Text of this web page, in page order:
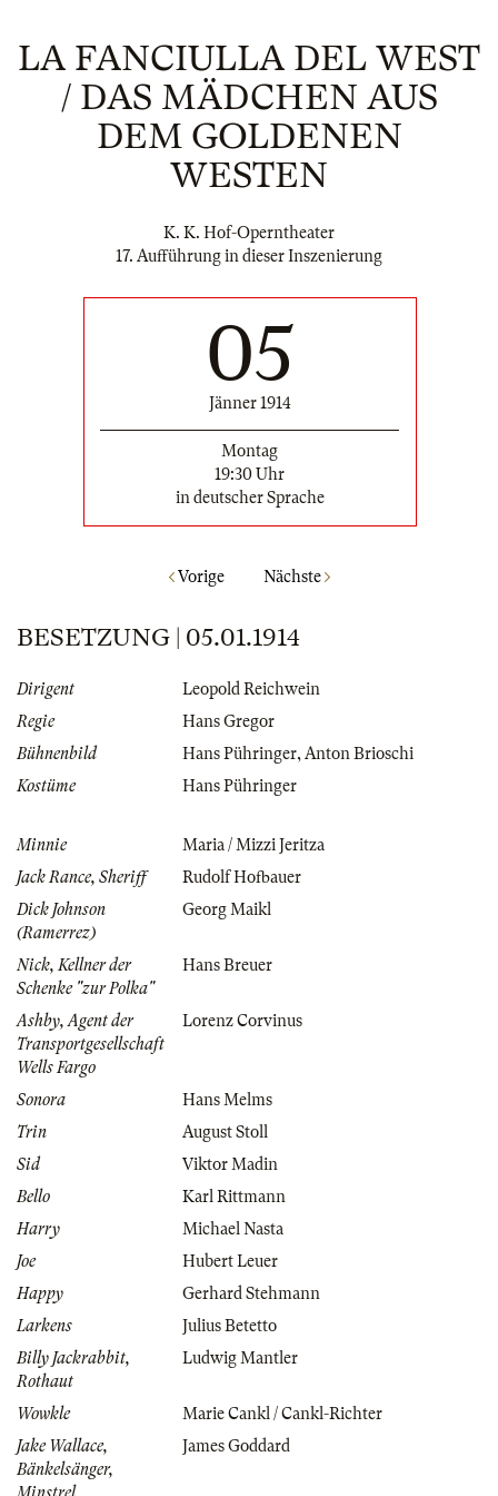
LA FANCIULLA DEL WEST
/ DAS MÄDCHEN AUS
DEM GOLDENEN
WESTEN
K. K. Hof-Operntheater
17. Aufführung in dieser Inszenierung
05
Jänner 1914
Montag
19:30 Uhr
in deutscher Sprache
Vorige Nächste
BESETZUNG | 05.01.1914
Dirigent
Leopold Reichwein
Regie
Hans Gregor
Bühnenbild
Hans Pühringer,Anton Brioschi
Kostüme
Hans Pühringer
Minnie
Maria / Mizzi Jeritza
Jack Rance, Sheriff
Rudolf Hofbauer
Dick Johnson
(Ramerrez)
Georg Maikl
Nick, Kellner der
Schenke "zur Polka"
Hans Breuer
Ashby, Agent der
Transportgesellschaft
Wells Fargo
Lorenz Corvinus
Sonora
Hans Melms
Trin
August Stoll
Sid
Viktor Madin
Bello
Karl Rittmann
Harry
Michael Nasta
Joe
Hubert Leuer
Happy
Gerhard Stehmann
Larkens
Julius Betetto
Billy Jackrabbit,
Rothaut
Ludwig Mantler
Wowkle
Marie Cankl / Cankl-Richter
Jake Wallace,
Bänkelsänger,
James Goddard